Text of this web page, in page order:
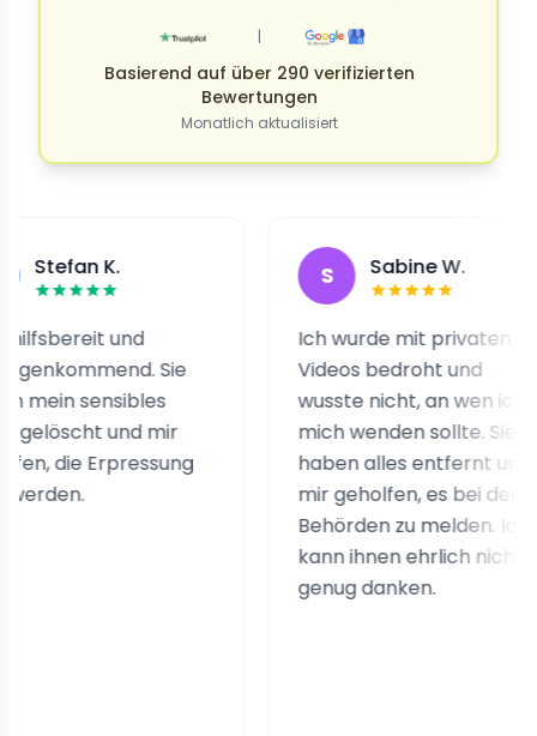
|
Basierend auf über 290 verifizierten
Bewertungen
Monatlich aktualisiert
K.
und
Sie
sensibles
und mir
Erpressung
Sabine W.
Ich wurde mit privaten
Videos bedroht und
wusste nicht, an wen ich
mich wenden sollte. Sie
haben alles entfernt und
mir geholfen, es bei den
Behörden zu melden. Ich
kann ihnen ehrlich nicht
genug danken.